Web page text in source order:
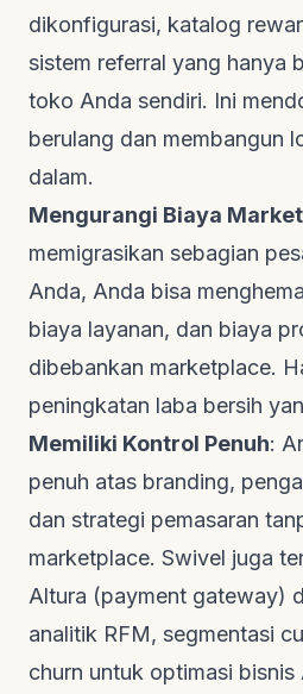
dikonfigurasi, katalog
sistem referral yang hanya
toko Anda sendiri. Ini
berulang dan membangun
dalam.
Mengurangi Biaya
memigrasikan sebagian
Anda, Anda bisa
biaya layanan, dan biaya
dibebankan marketplace.
peningkatan laba bersih
Memiliki Kontrol Penuh:
penuh atas branding,
dan strategi pemasaran
marketplace. Swivel juga
Altura (payment gateway)
analitik RFM, segmentasi
churn untuk optimasi bisnis